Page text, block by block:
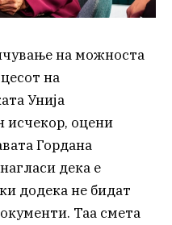
на можноста
на
Унија
исчекор, оцени
Гордана
дека е
додека не бидат
Таа смета